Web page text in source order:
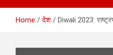
Home देश Diwali 2023: